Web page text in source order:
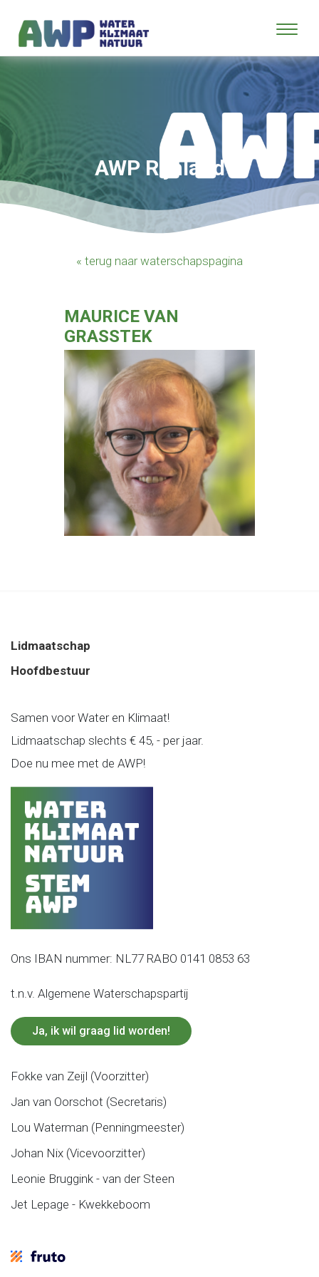
AWP Rijnland
« terug naar waterschapspagina
MAURICE VAN
GRASSTEK
Lidmaatschap
Hoofdbestuur
Samen voor Water en Klimaat!
Lidmaatschap slechts € 45, - per jaar.
Doe nu mee met de AWP!
Ons IBAN nummer: NL77 RABO 0141 0853 63
t.n.v. Algemene Waterschapspartij
Ja, ik wil graag lid worden!
Fokke van Zeijl (Voorzitter)
Jan van Oorschot (Secretaris)
Lou Waterman (Penningmeester)
Johan Nix (Vicevoorzitter)
Leonie Bruggink - van der Steen
Jet Lepage - Kwekkeboom